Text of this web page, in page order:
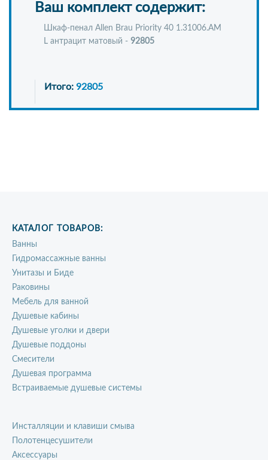
Ваш комплект содержит:
Шкаф-пенал Allen Brau Priority 40 1.31006.AM
L антрацит матовый - 92805
Итого: 92805
КАТАЛОГ ТОВАРОВ:
Ванны
Гидромассажные ванны
Унитазы и Биде
Раковины
Мебель для ванной
Душевые кабины
Душевые уголки и двери
Душевые поддоны
Смесители
Душевая программа
Встраиваемые душевые системы
Инсталляции и клавиши смыва
Полотенцесушители
Аксессуары